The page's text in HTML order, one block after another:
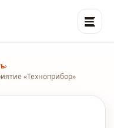
›
«Техноприбор»